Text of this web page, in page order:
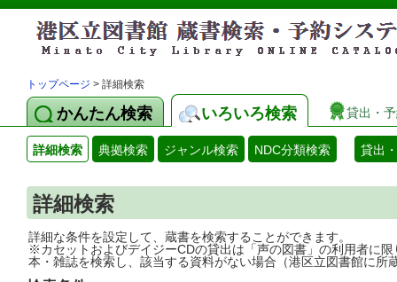
トップページ > 詳細検索
かんたん検索 いろいろ検索 貸出・
詳細検索 典拠検索 ジャンル検索 NDC分類検索 貸出
詳細検索
詳細な条件を設定して、蔵書を検索することができます。
※カセットおよびデイジーCDの貸出は「声の図書」の利用者に限
本・雑誌を検索し、該当する資料がない場合（港区立図書館に所